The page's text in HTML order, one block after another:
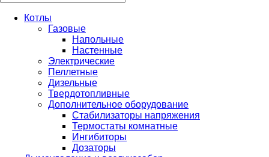
Котлы
Газовые
Напольные
Настенные
Электрические
Пеллетные
Дизельные
Твердотопливные
Дополнительное оборудование
Стабилизаторы напряжения
Термостаты комнатные
Ингибиторы
Дозаторы